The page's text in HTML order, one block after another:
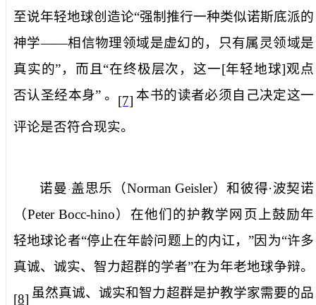
至说年轻地球创造论“强制推行一种类似诺斯底派的
神学——相信物理领域是虚幻的，只有属灵领域是
真实的”，而且“在终极层次，这一[年轻地球]观点
否认圣经本身” 。 [7] 本书的读者必须自己决定这一
评论是否符合现实。
诺曼 · 盖思乐（Norman Geisler）和彼得·波契诺
（Peter Bocc-hino）在他们的护教学网页上鼓励年
轻地球论者“停止在年龄问题上的内讧，”因为“许多
真诚、诚实、智力超群的学者”在为年老地球争辩。
[8] 虽然真诚、诚实和智力超群是护教学家需要的品